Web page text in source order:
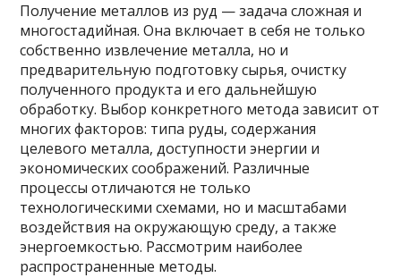
Получение металлов из руд — задача сложная и
многостадийная. Она включает в себя не только
собственно извлечение металла, но и
предварительную подготовку сырья, очистку
полученного продукта и его дальнейшую
обработку. Выбор конкретного метода зависит от
многих факторов: типа руды, содержания
целевого металла, доступности энергии и
экономических соображений. Различные
процессы отличаются не только
технологическими схемами, но и масштабами
воздействия на окружающую среду, а также
энергоемкостью. Рассмотрим наиболее
распространенные методы.